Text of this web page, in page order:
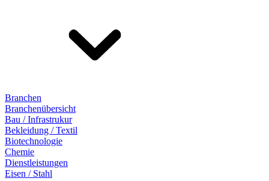
Branchen
Branchenübersicht
Bau / Infrastrukur
Bekleidung / Textil
Biotechnologie
Chemie
Dienstleistungen
Eisen / Stahl